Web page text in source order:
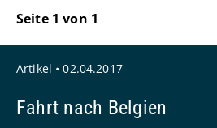
Seite 1 von 1
Artikel • 02.04.2017
Fahrt nach Belgien